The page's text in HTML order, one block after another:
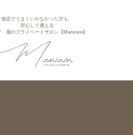
他店でうまくいかなかった方も、
安心して通える
・眉のプライベートサロン【Maminon】